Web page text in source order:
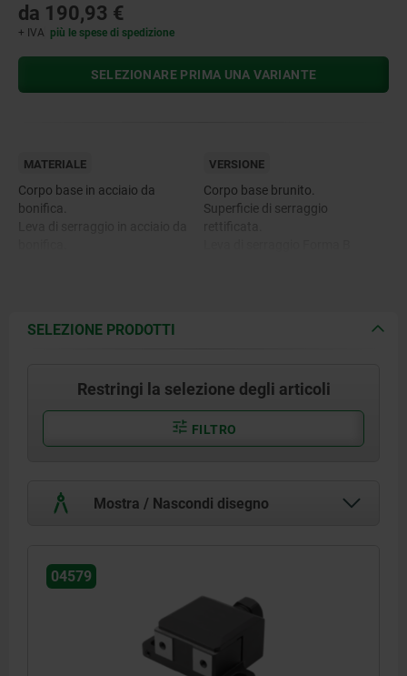
da 190,93 €
+ IVA più le spese di spedizione
SELEZIONARE PRIMA UNA VARIANTE
MATERIALE
Corpo base in acciaio da
bonifica.
VERSIONE
Corpo base brunito.
Superficie di serraggio
SELEZIONE PRODOTTI
Restringi la selezione degli articoli
FILTRO
Mostra / Nascondi disegno
04579